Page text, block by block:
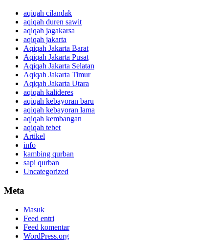
aqiqah cilandak
aqiqah duren sawit
aqiqah jagakarsa
aqiqah jakarta
Aqiqah Jakarta Barat
Aqiqah Jakarta Pusat
Aqiqah Jakarta Selatan
Aqiqah Jakarta Timur
Aqiqah Jakarta Utara
aqiqah kalideres
aqiqah kebayoran baru
aqiqah kebayoran lama
aqiqah kembangan
aqiqah tebet
Artikel
info
kambing qurban
sapi qurban
Uncategorized
Meta
Masuk
Feed entri
Feed komentar
WordPress.org